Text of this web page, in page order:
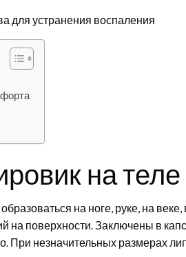
на теле
на ноге, руке, на
поверхности. Заключены в
При незначительных размерах